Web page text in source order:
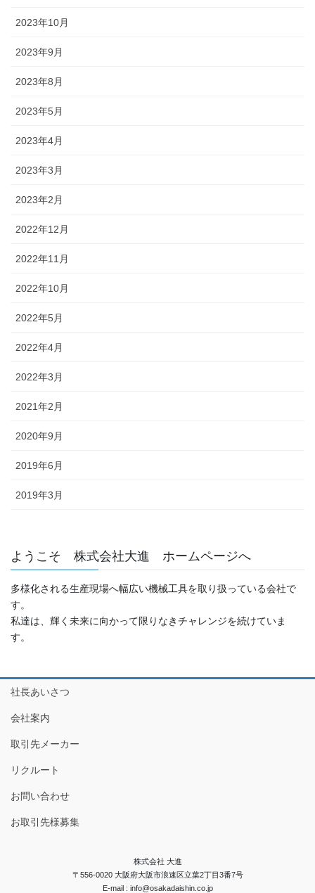
2023年10月
2023年9月
2023年8月
2023年5月
2023年4月
2023年3月
2023年2月
2022年12月
2022年11月
2022年10月
2022年5月
2022年4月
2022年3月
2021年2月
2020年9月
2019年6月
2019年3月
ようこそ 株式会社大進 ホームページへ
多様化される生産現場へ幅広い機械工具を取り扱っている会社で
す。
私達は、輝く未来に向かって限りなきチャレンジを続けていま
す。
社長あいさつ
会社案内
取引先メーカー
リクルート
お問い合わせ
お取引先様募集
株式会社 大進
〒556-0020 大阪府大阪市浪速区立葉2丁目3番7号
E-mail : info@osakadaishin.co.jp